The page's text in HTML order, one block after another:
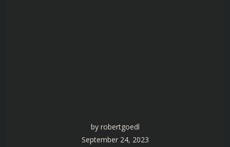
by robertgoedl
September 24, 2023